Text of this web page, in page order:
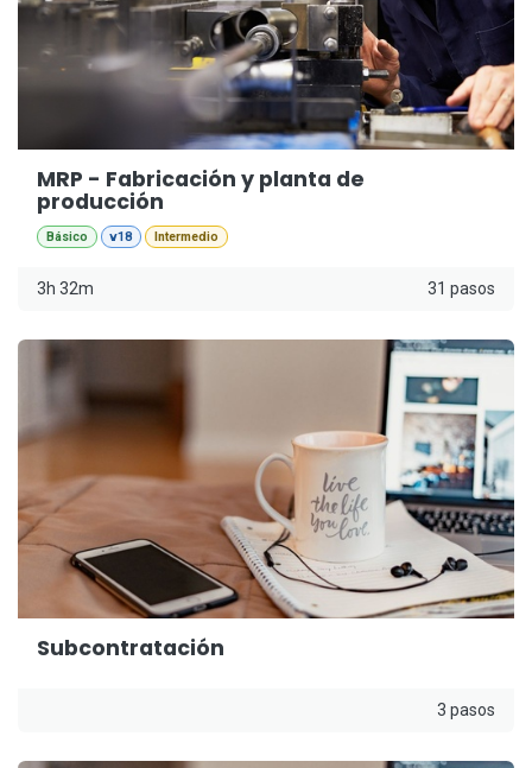
MRP - Fabricación y planta de
producción
Básico v18 Intermedio
3h 32m 31 pasos
Subcontratación
3 pasos